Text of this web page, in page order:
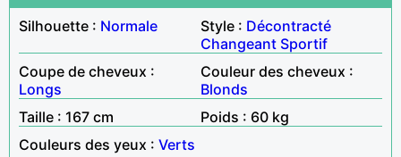
Silhouette : Normale Style : Décontracté
Changeant Sportif
Coupe de cheveux :
Longs
Couleur des cheveux :
Blonds
Taille : 167 cm
Poids : 60 kg
Couleurs des yeux : Verts